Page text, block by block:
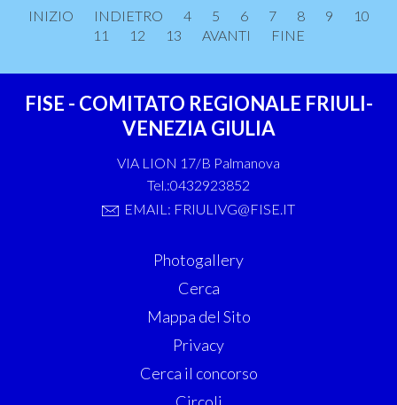
INIZIO
INDIETRO 4 5 6 7 8 9
10
11
12 13 AVANTI FINE
FISE - COMITATO REGIONALE FRIULI-
VENEZIA GIULIA
VIA LION 17/B Palmanova
Tel.:0432923852
EMAIL: FRIULIVG@FISE.IT
Photogallery
Cerca
Mappa del Sito
Privacy
Cerca il concorso